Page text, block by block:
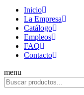
Inicio
La Empresa
Catálogo
Empleos
FAQ
Contacto
menu